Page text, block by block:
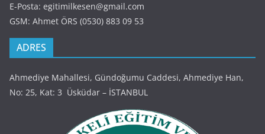
E-Posta: egitimilkesen@gmail.com
GSM: Ahmet ÖRS (0530) 883 09 53
ADRES
Ahmediye Mahallesi, Gündoğumu Caddesi, Ahmediye Han,
No: 25, Kat: 3 Üsküdar – İSTANBUL